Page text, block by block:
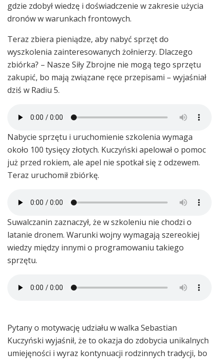
gdzie zdobył wiedzę i doświadczenie w zakresie użycia
dronów w warunkach frontowych.
Teraz zbiera pieniądze, aby nabyć sprzęt do
wyszkolenia zainteresowanych żołnierzy. Dlaczego
zbiórka? – Nasze Siły Zbrojne nie mogą tego sprzętu
zakupić, bo mają związane ręce przepisami – wyjaśniał
dziś w Radiu 5.
Nabycie sprzętu i uruchomienie szkolenia wymaga
około 100 tysięcy złotych. Kuczyński apelował o pomoc
już przed rokiem, ale apel nie spotkał się z odzewem.
Teraz uruchomił zbiórkę.
Suwalczanin zaznaczył, że w szkoleniu nie chodzi o
latanie dronem. Warunki wojny wymagają szereokiej
wiedzy między innymi o programowaniu takiego
sprzętu.
Pytany o motywację udziału w walka Sebastian
Kuczyński wyjaśnił, że to okazja do zdobycia unikalnych
umiejęności i wyraz kontynuacji rodzinnych tradycji, bo